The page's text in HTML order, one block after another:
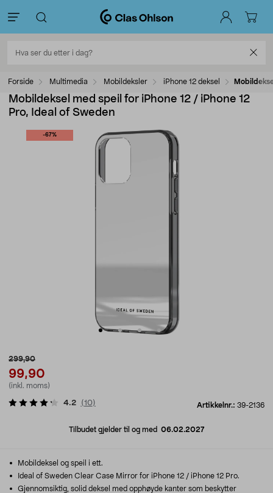
Forside Multimedia Mobildeksler iPhone 12 deksel
Mobildeksel med speil for iPhone 12 / iPhone 12
Pro, Ideal of Sweden
-67%
299,90
99,90
(inkl. moms)
Artikkelnr.: 39-2136
4.2 (10)
Tilbudet gjelder til og med 06.02.2027
Mobildeksel og speil i ett.
Ideal of Sweden Clear Case Mirror for iPhone 12 / iPhone 12 Pro.
Gjennomsiktig, solid deksel med opphøyde kanter som beskytter